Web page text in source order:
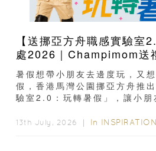
【送挪亞方舟職感實驗室
處2026｜Champimom送
子門票連遊戲代幣 （總
驗六大職業角色 玩轉暑假
暑假想帶小朋友去邊度玩，又
假，香港馬灣公園挪亞方舟推
驗室2.0：玩轉暑假」，讓小朋
13th July, 2026 ｜ In